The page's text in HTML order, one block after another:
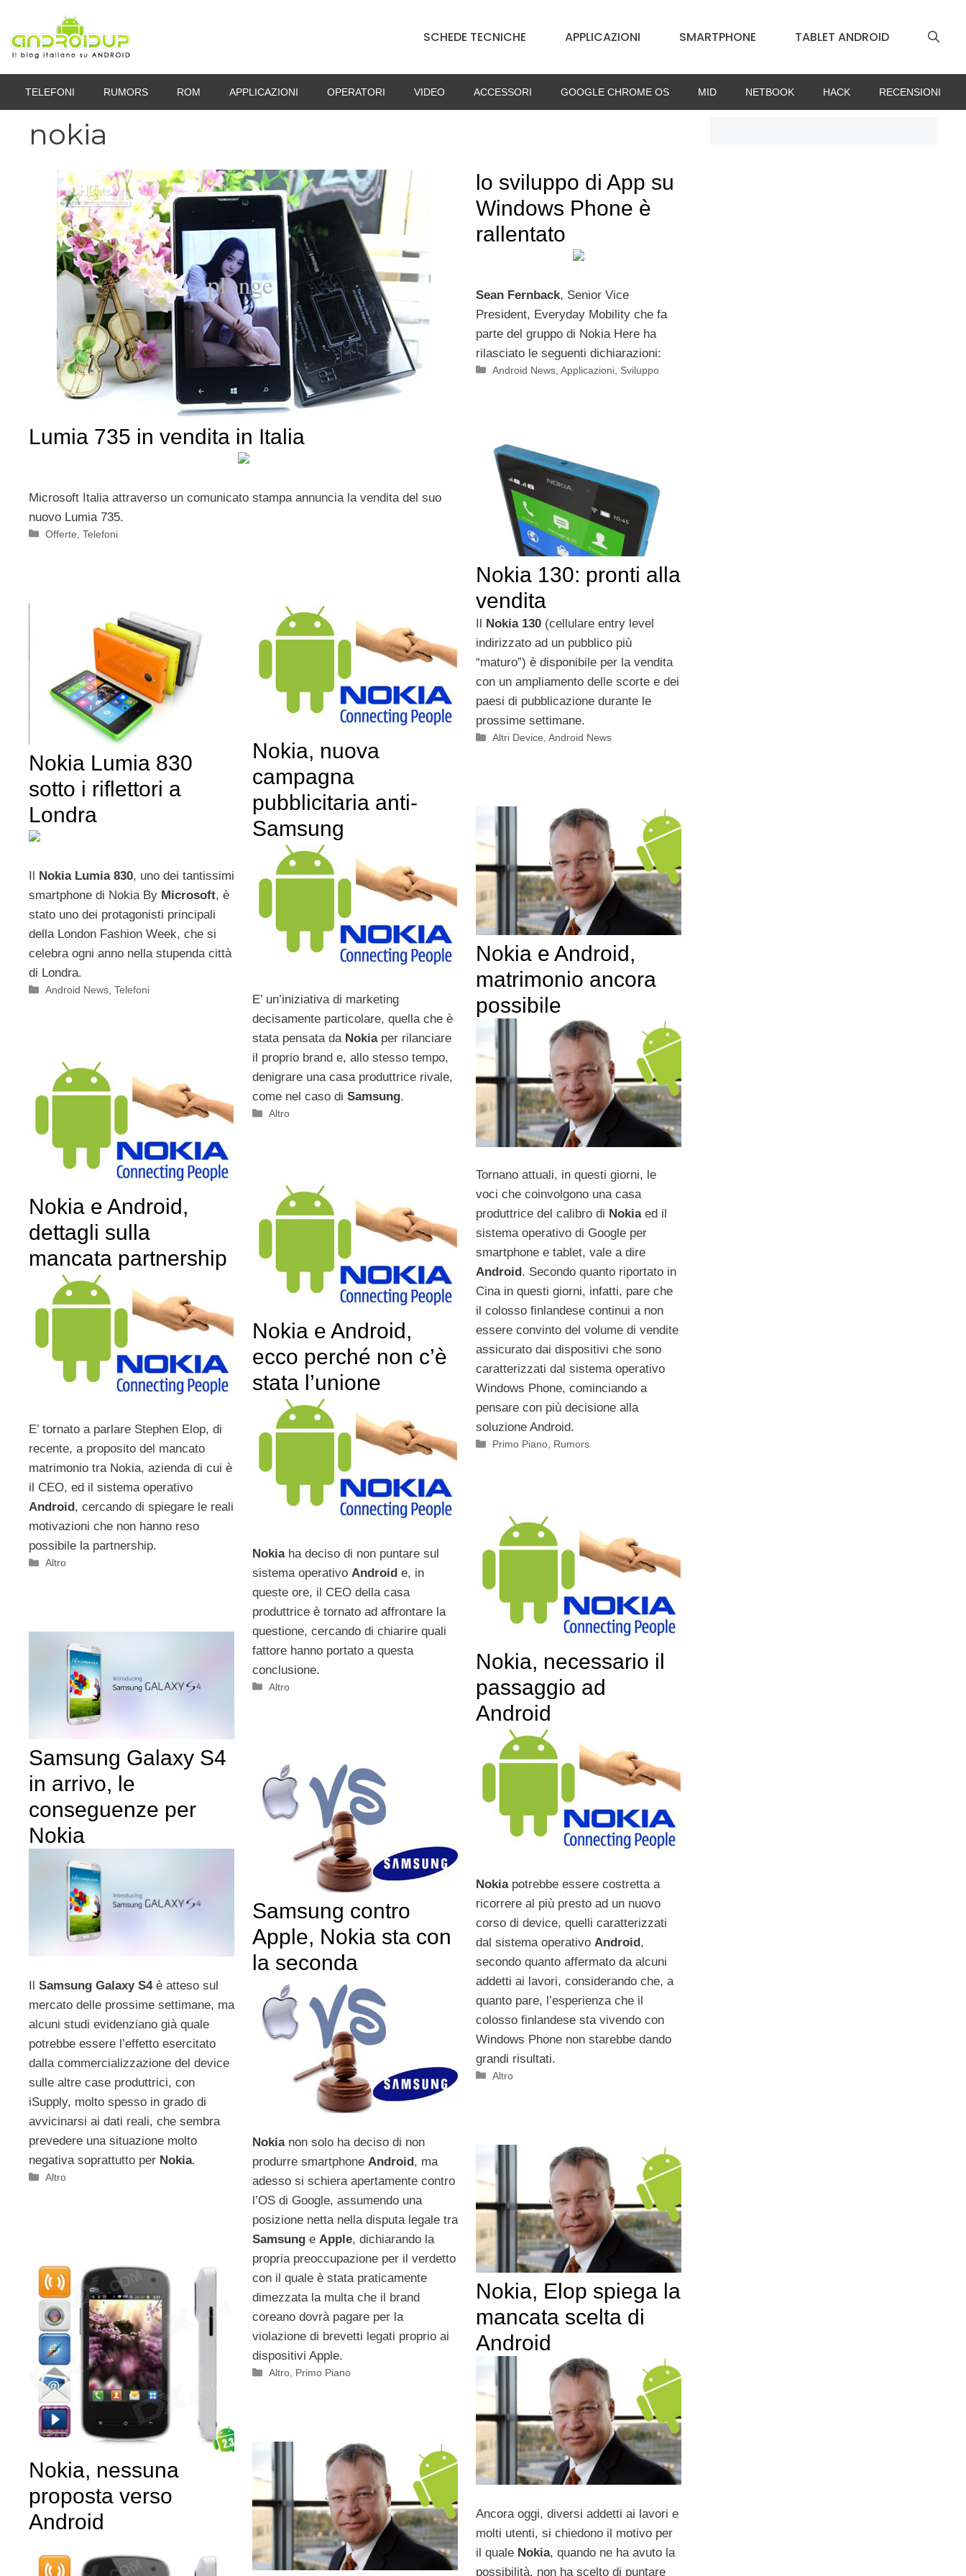
contenuto
SCHEDE TECNICHE APPLICAZIONI SMARTPHONE TABLET ANDROID
TELEFONI RUMORS ROM APPLICAZIONI OPERATORI VIDEO ACCESSORI GOOGLE CHROME OS MID NETBOOK HACK RECENSIONI
nokia
Lumia 735 in vendita in Italia
Microsoft Italia attraverso un comunicato stampa annuncia la vendita del suo
nuovo Lumia 735.
Categorie
Offerte ,Telefoni
lo sviluppo di App su
Windows Phone è
rallentato
Sean Fernback, Senior Vice
President, Everyday Mobility che fa
parte del gruppo di Nokia Here ha
rilasciato le seguenti dichiarazioni:
Categorie
Android News ,Applicazioni Sviluppo
Nokia 130: pronti alla
vendita
Il Nokia 130(cellulare entry level
indirizzato ad un pubblico più
“maturo”) è disponibile per la vendita
con un ampliamento delle scorte e dei
paesi di pubblicazione durante le
prossime settimane.
Categorie
Altri Device ,Android News
Nokia Lumia 830
sotto i riflettori a
Londra
Il Nokia Lumia 830, uno dei tantissimi
smartphone di Nokia By Microsoft, è
stato uno dei protagonisti principali
della London Fashion Week, che si
celebra ogni anno nella stupenda città
di Londra.
Categorie
Android News ,Telefoni
Nokia, nuova
campagna
pubblicitaria anti-
Samsung
E’ un’iniziativa di marketing
decisamente particolare, quella che è
stata pensata da Nokiaper rilanciare
il proprio brand e, allo stesso tempo,
denigrare una casa produttrice rivale,
come nel caso di Samsung.
Categorie
Altro
Nokia e Android,
matrimonio ancora
possibile
Tornano attuali, in questi giorni, le
voci che coinvolgono una casa
produttrice del calibro di Nokiaed il
sistema operativo di Google per
smartphone e tablet, vale a dire
Android. Secondo quanto riportato in
Cina in questi giorni, infatti, pare che
il colosso finlandese continui a non
essere convinto del volume di vendite
assicurato dai dispositivi che sono
caratterizzati dal sistema operativo
Windows Phone, cominciando a
pensare con più decisione alla
soluzione Android.
Categorie
Primo Piano Rumors
Nokia e Android,
dettagli sulla
mancata partnership
E’ tornato a parlare Stephen Elop, di
recente, a proposito del mancato
matrimonio tra Nokia, azienda di cui è
il CEO, ed il sistema operativo
Android , cercando di spiegare le reali
motivazioni che non hanno reso
possibile la partnership.
Categorie
Altro
Nokia e Android,
ecco perché non c’è
stata l’unione
Nokiaha deciso di non puntare sul
sistema operativo Androide, in
queste ore, il CEO della casa
produttrice è tornato ad affrontare la
questione, cercando di chiarire quali
fattore hanno portato a questa
conclusione.
Categorie
Altro
Nokia, necessario il
passaggio ad
Android
Nokiapotrebbe essere costretta a
ricorrere al più presto ad un nuovo
corso di device, quelli caratterizzati
dal sistema operativo Android,
secondo quanto affermato da alcuni
addetti ai lavori, considerando che, a
quanto pare, l’esperienza che il
colosso finlandese sta vivendo con
Windows Phone non starebbe dando
grandi risultati.
Categorie
Altro
Samsung Galaxy S4
in arrivo, le
conseguenze per
Nokia
Il Samsung Galaxy S4è atteso sul
mercato delle prossime settimane, ma
alcuni studi evidenziano già quale
potrebbe essere l’effetto esercitato
dalla commercializzazione del device
sulle altre case produttrici, con
iSupply, molto spesso in grado di
avvicinarsi ai dati reali, che sembra
prevedere una situazione molto
negativa soprattutto per Nokia.
Categorie
Altro
Samsung contro
Apple, Nokia sta con
la seconda
Nokianon solo ha deciso di non
produrre smartphone Android, ma
adesso si schiera apertamente contro
l’OS di Google, assumendo una
posizione netta nella disputa legale tra
Samsunge Apple, dichiarando la
propria preoccupazione per il verdetto
con il quale è stata praticamente
dimezzata la multa che il brand
coreano dovrà pagare per la
violazione di brevetti legati proprio ai
dispositivi Apple.
Categorie
Altro Primo Piano
Nokia, Elop spiega la
mancata scelta di
Android
Ancora oggi, diversi addetti ai lavori e
molti utenti, si chiedono il motivo per
il quale Nokia, quando ne ha avuto la
possibilità, non ha scelto di puntare
Nokia, nessuna
proposta verso
Android